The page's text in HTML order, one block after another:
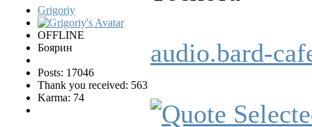
Grigoriy
OFFLINE
Боярин
Posts: 17046
Thank you received: 563
Karma: 74
audio.bard-